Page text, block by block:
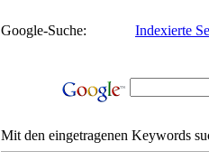
Google-Suche: Indexierte
Mit den eingetragenen Keywords